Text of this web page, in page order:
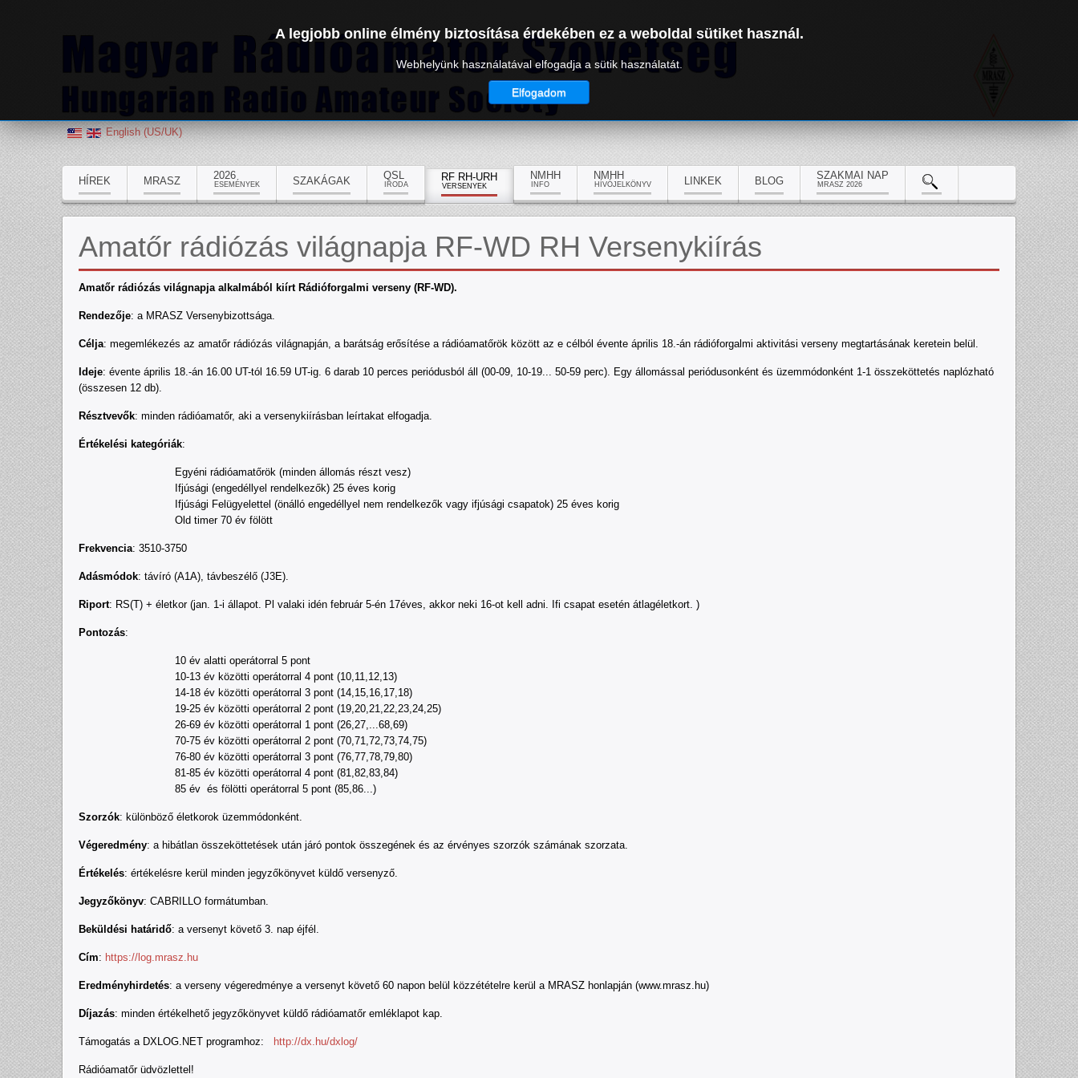
English (US/UK)
HÍREK MRASZ 2026
ESEMÉNYEK SZAKÁGAK QSL
IRODA
RF RH-URH
VERSENYEK
NMHH
INFO
NMHH
HÍVÓJELKÖNYV LINKEK BLOG SZAKMAI NAP
MRASZ 2026
Amatőr rádiózás világnapja RF-WD RH Versenykiírás
Amatőr rádiózás világnapja alkalmából kiírt Rádióforgalmi verseny (RF-WD).
Rendezője: a MRASZ Versenybizottsága.
Célja: megemlékezés az amatőr rádiózás világnapján, a barátság erősítése a rádióamatőrök között az e célból évente április 18.-án rádióforgalmi aktivitási verseny megtartásának keretein belül.
Ideje: évente április 18.-án 16.00 UT-tól 16.59 UT-ig. 6 darab 10 perces periódusból áll (00-09, 10-19... 50-59 perc). Egy állomással periódusonként és üzemmódonként 1-1 összeköttetés naplózható
(összesen 12 db).
Résztvevők: minden rádióamatőr, aki a versenykiírásban leírtakat elfogadja.
Értékelési kategóriák:
Egyéni rádióamatőrök (minden állomás részt vesz)
Ifjúsági (engedéllyel rendelkezők) 25 éves korig
Ifjúsági Felügyelettel (önálló engedéllyel nem rendelkezők vagy ifjúsági csapatok) 25 éves korig
Old timer 70 év fölött
Frekvencia: 3510-3750
Adásmódok: távíró (A1A), távbeszélő (J3E).
Riport: RS(T) + életkor (jan. 1-i állapot. Pl valaki idén február 5-én 17éves, akkor neki 16-ot kell adni. Ifi csapat esetén átlagéletkort. )
Pontozás:
10 év alatti operátorral 5 pont
10-13 év közötti operátorral 4 pont (10,11,12,13)
14-18 év közötti operátorral 3 pont (14,15,16,17,18)
19-25 év közötti operátorral 2 pont (19,20,21,22,23,24,25)
26-69 év közötti operátorral 1 pont (26,27,...68,69)
70-75 év közötti operátorral 2 pont (70,71,72,73,74,75)
76-80 év közötti operátorral 3 pont (76,77,78,79,80)
81-85 év közötti operátorral 4 pont (81,82,83,84)
85 év és fölötti operátorral 5 pont (85,86...)
Szorzók: különböző életkorok üzemmódonként.
Végeredmény: a hibátlan összeköttetések után járó pontok összegének és az érvényes szorzók számának szorzata.
Értékelés: értékelésre kerül minden jegyzőkönyvet küldő versenyző.
Jegyzőkönyv: CABRILLO formátumban.
Beküldési határidő: a versenyt követő 3. nap éjfél.
Cím: https://log.mrasz.hu
Eredményhirdetés: a verseny végeredménye a versenyt követő 60 napon belül közzétételre kerül a MRASZ honlapján (www.mrasz.hu)
Díjazás: minden értékelhető jegyzőkönyvet küldő rádióamatőr emléklapot kap.
Támogatás a DXLOG.NET programhoz: http://dx.hu/dxlog/
Rádióamatőr üdvözlettel!
A legjobb online élmény biztosítása érdekében ez a weboldal sütiket használ.
Webhelyünk használatával elfogadja a sütik használatát.
Elfogadom